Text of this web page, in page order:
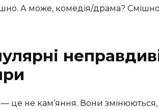
А може, комедія/драма?
це не кам’яння. Вони змінюються,